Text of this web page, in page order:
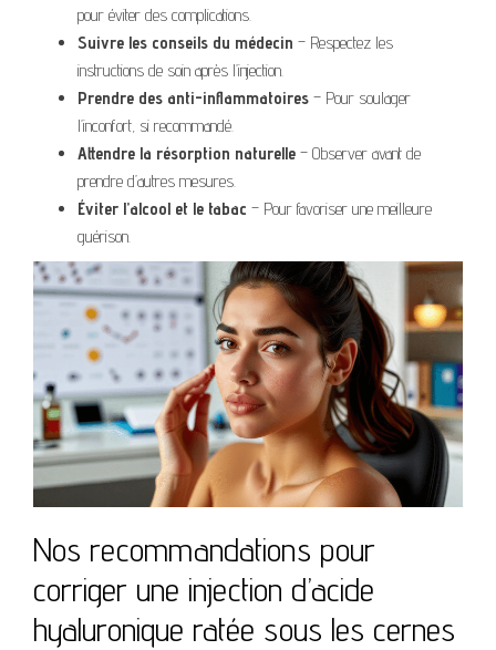
pour éviter des complications.
Suivre les conseils du médecin – Respectez les
instructions de soin après l’injection.
Prendre des anti-inflammatoires – Pour soulager
l’inconfort, si recommandé.
Attendre la résorption naturelle – Observer avant de
prendre d’autres mesures.
Éviter l’alcool et le tabac – Pour favoriser une meilleure
guérison.
Nos recommandations pour
corriger une injection d’acide
hyaluronique ratée sous les cernes